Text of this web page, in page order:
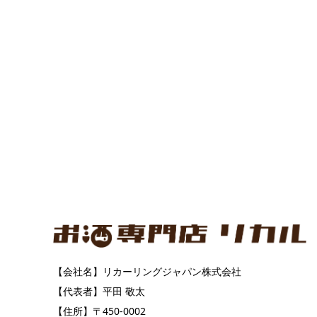
【会社名】リカーリングジャパン株式会社
【代表者】平田 敬太
【住所】〒450-0002